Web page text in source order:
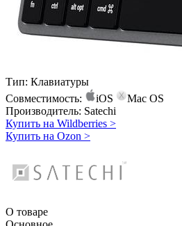
Тип: Клавиатуры
Совместимость:
iOS
Mac OS
Производитель: Satechi
Купить на Wildberries >
Купить на Ozon >
О товаре